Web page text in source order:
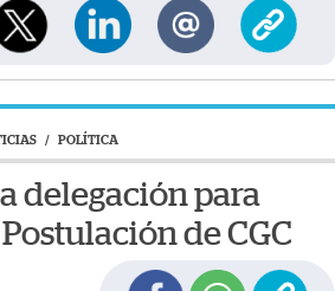
/ POLÍTICA
delegación para
de CGC